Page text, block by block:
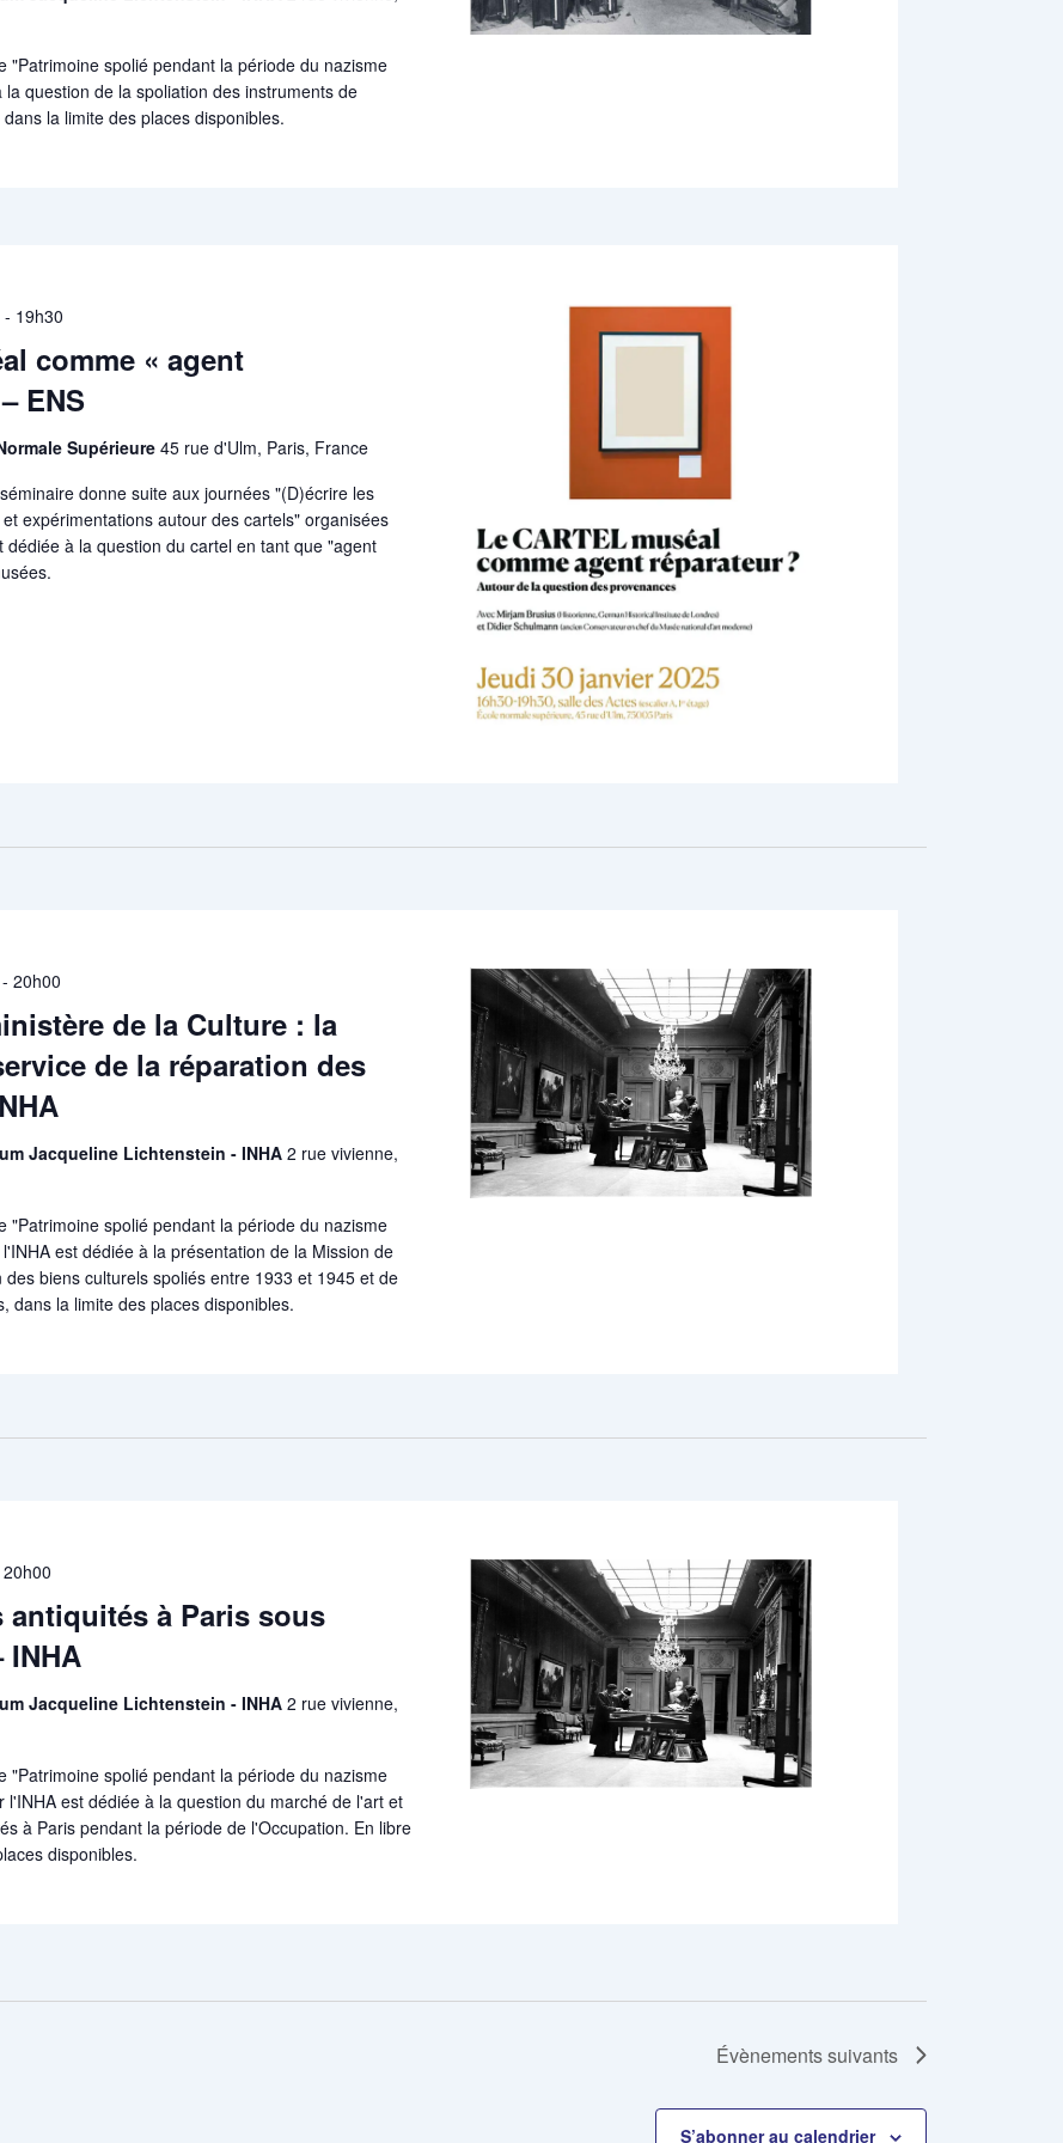
"Patrimoine spolié pendant la période du nazisme
question de la spoliation des instruments de
la limite des places disponibles.
comme « agent
ENS
- 19h30
Supérieure45 rue d'Ulm, Paris, France
donne suite aux journées "(D)écrire les
expérimentations autour des cartels" organisées
à la question du cartel en tant que "agent
de la Culture : la
de la réparation des
-20h00
Jacqueline Lichtenstein - INHA2 rue vivienne,
"Patrimoine spolié pendant la période du nazisme
est dédiée à la présentation de la Mission de
biens culturels spoliés entre 1933 et 1945 et de
dans la limite des places disponibles.
antiquités à Paris sous
INHA
20h00
Jacqueline Lichtenstein - INHA2 rue vivienne,
"Patrimoine spolié pendant la période du nazisme
l'INHA est dédiée à la question du marché de l'art et
à Paris pendant la période de l'Occupation. En libre
disponibles.
Évènementssuivants
S’abonner au calendrier